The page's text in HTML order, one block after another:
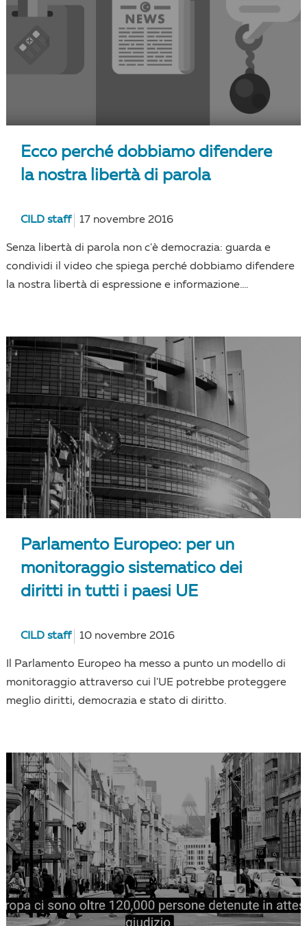
Ecco perché dobbiamo difendere
la nostra libertà di parola
CILD staff 17 novembre 2016
Senza libertà di parola non c'è democrazia: guarda e
condividi il video che spiega perché dobbiamo difendere
la nostra libertà di espressione e informazione....
Parlamento Europeo: per un
monitoraggio sistematico dei
diritti in tutti i paesi UE
CILD staff 10 novembre 2016
Il Parlamento Europeo ha messo a punto un modello di
monitoraggio attraverso cui l'UE potrebbe proteggere
meglio diritti, democrazia e stato di diritto.